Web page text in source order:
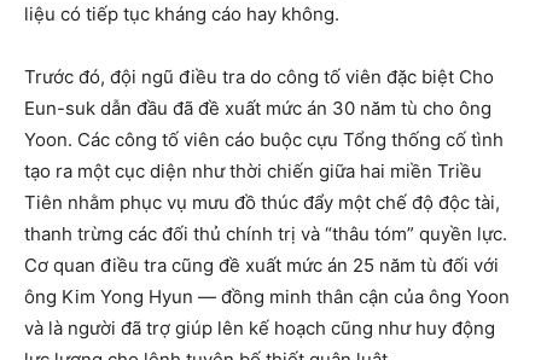
liệu có tiếp tục kháng cáo hay không.
Trước đó, đội ngũ điều tra do công tố viên đặc biệt Cho
Eun-suk dẫn đầu đã đề xuất mức án 30 năm tù cho ông
Yoon. Các công tố viên cáo buộc cựu Tổng thống cố tình
tạo ra một cục diện như thời chiến giữa hai miền Triều
Tiên nhằm phục vụ mưu đồ thúc đẩy một chế độ độc tài,
thanh trừng các đối thủ chính trị và “thâu tóm” quyền lực.
Cơ quan điều tra cũng đề xuất mức án 25 năm tù đối với
ông Kim Yong Hyun — đồng minh thân cận của ông Yoon
và là người đã trợ giúp lên kế hoạch cũng như huy động